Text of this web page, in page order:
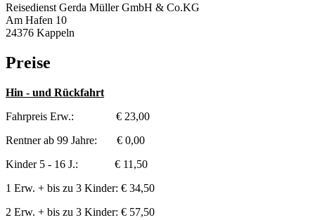
Reisedienst Gerda Müller GmbH & Co.KG
Am Hafen 10
24376 Kappeln
Preise
Hin - und Rückfahrt
Fahrpreis Erw.: € 23,00
Rentner ab 99 Jahre: € 0,00
Kinder 5 - 16 J.: € 11,50
1 Erw. + bis zu 3 Kinder: € 34,50
2 Erw. + bis zu 3 Kinder: € 57,50